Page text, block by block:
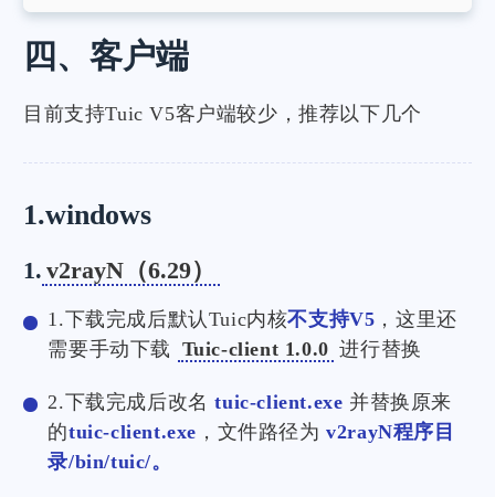
四、客户端
目前支持Tuic V5客户端较少，推荐以下几个
1.windows
1. v2rayN（6.29）
1.下载完成后默认Tuic内核不支持V5 ，这里还
需要手动下载 Tuic-client 1.0.0 进行替换
2.下载完成后改名tuic-client.exe 并替换原来
的tuic-client.exe ，文件路径为v2rayN程序目
录/bin/tuic/。